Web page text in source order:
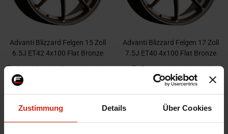
Zustimmung Details Über Cookies
Advanti Blizzard Felgen 15 Zoll
6.5J ET42 4x100 Flat Bronze
Ausreichend auf Lager im zweiten
Lagerhaus. Voraussichtliche Lieferzeit
253,00 €
Advanti Blizzard Felgen 17 Zoll
7.5J ET40 4x100 Flat Bronze
Begrenzter Lagerbestand,
kontaktieren Sie uns für die
Verfügbarkeit und Lieferzeit.
310,00 €